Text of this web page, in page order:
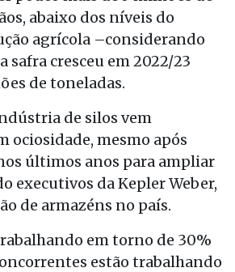
abaixo dos níveis do
agrícola –considerando
safra cresceu em 2022/23
de toneladas.
de silos vem
ociosidade, mesmo após
últimos anos para ampliar
executivos da Kepler Weber,
de armazéns no país.
em torno de 30%
estão trabalhando